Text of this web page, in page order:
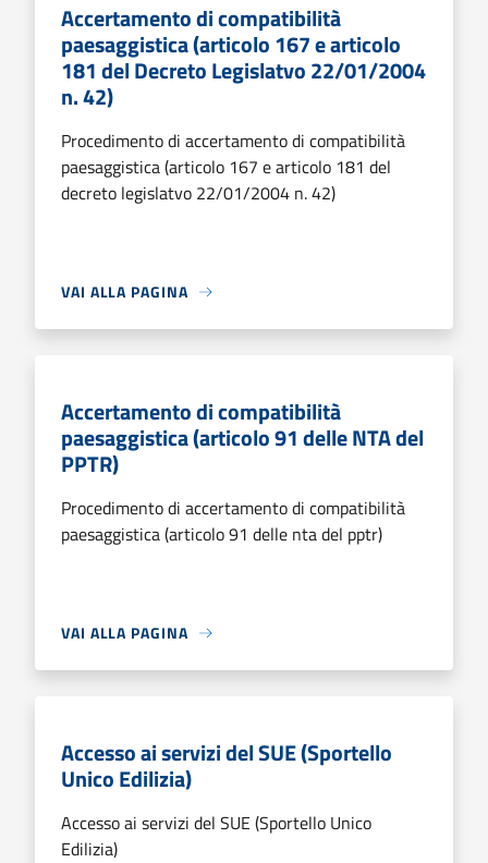
Accertamento di compatibilità
paesaggistica (articolo 167 e articolo
181 del Decreto Legislatvo 22/01/2004
n. 42)
Procedimento di accertamento di compatibilità
paesaggistica (articolo 167 e articolo 181 del
decreto legislatvo 22/01/2004 n. 42)
VAI ALLA PAGINA
Accertamento di compatibilità
paesaggistica (articolo 91 delle NTA del
PPTR)
Procedimento di accertamento di compatibilità
paesaggistica (articolo 91 delle nta del pptr)
VAI ALLA PAGINA
Accesso ai servizi del SUE (Sportello
Unico Edilizia)
Accesso ai servizi del SUE (Sportello Unico
Edilizia)